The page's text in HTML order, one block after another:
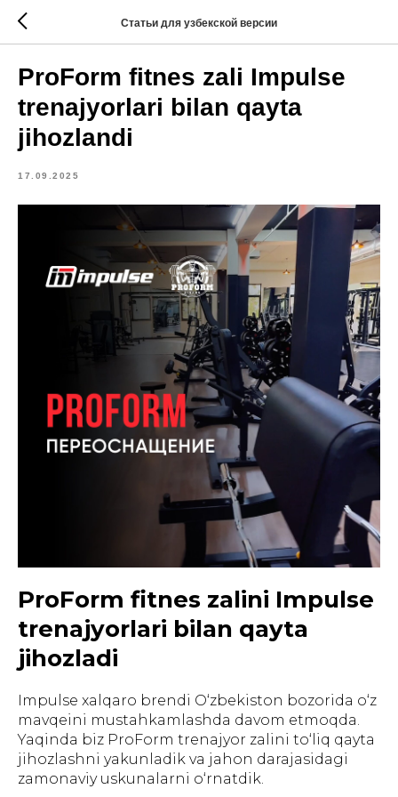
Статьи для узбекской версии
ProForm fitnes zali Impulse
trenajyorlari bilan qayta
jihozlandi
17.09.2025
ProForm fitnes zalini Impulse
trenajyorlari bilan qayta
jihozladi
Impulse xalqaro brendi O‘zbekiston bozorida o‘z
mavqeini mustahkamlashda davom etmoqda.
Yaqinda biz ProForm trenajyor zalini to‘liq qayta
jihozlashni yakunladik va jahon darajasidagi
zamonaviy uskunalarni o‘rnatdik.